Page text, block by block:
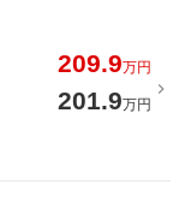
209.9万円
201.9万円